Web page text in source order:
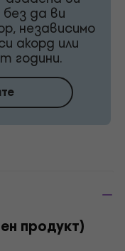
да ви
независимо
акорд или
години.
продукт)